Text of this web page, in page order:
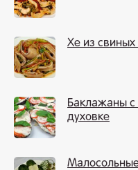
Хе из
Баклажаны
духовке